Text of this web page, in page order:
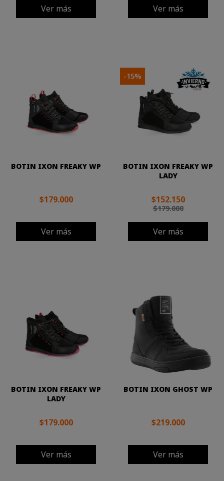
Ver más Ver más
BOTIN IXON FREAKY WP
$179.000
Ver más
BOTIN IXON FREAKY WP
LADY
$179.000
$152.150
Ver más
-15%
BOTIN IXON FREAKY WP
LADY
$179.000
Ver más
BOTIN IXON GHOST WP
$219.000
Ver más